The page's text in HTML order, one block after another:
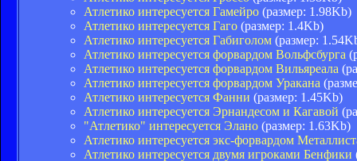
Атлетико интересуется Гамейро (размер: 1.98Kb)
Атлетико интересуется Гаго (размер: 1.4Kb)
Атлетико интересуется Габиголом (размер:
Атлетико интересуется форвардом Вольфсбурга
Атлетико интересуется форвардом Вильяреала
Атлетико интересуется форвардом Уракана
Атлетико интересуется Фанни (размер: 1.45Kb)
Атлетико интересуется Эрнандесом и Кагавой
"Атлетико" интересуется Элано (размер: 1.63Kb)
Атлетико интересуется экс-форвардом
Атлетико интересуется двумя игроками Бенфики